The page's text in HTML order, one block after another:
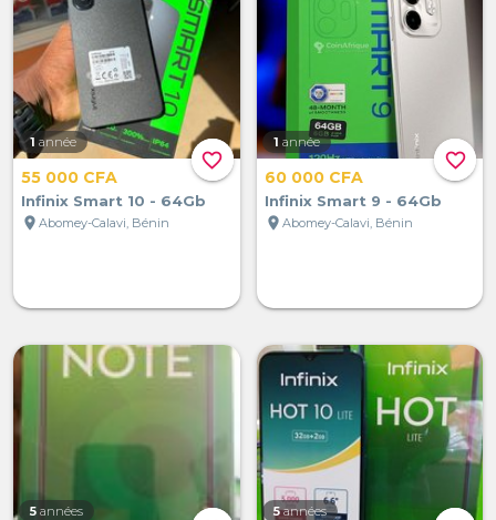
favorite_border
1 année
55 000 CFA
Infinix Smart 10 - 64Gb
location_on Abomey-Calavi, Bénin
favorite_border
1 année
60 000 CFA
Infinix Smart 9 - 64Gb
location_on Abomey-Calavi, Bénin
5 années 5 années